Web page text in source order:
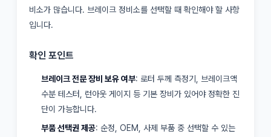
비소가 많습니다. 브레이크 정비소를 선택할 때 확인해야 할 사항
입니다.
확인 포인트
브레이크 전문 장비 보유 여부: 로터 두께 측정기, 브레이크액
수분 테스터, 런아웃 게이지 등 기본 장비가 있어야 정확한 진
단이 가능합니다.
부품 선택권 제공: 순정, OEM, 사제 부품 중 선택할 수 있는